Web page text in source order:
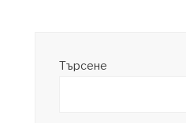
Търсене